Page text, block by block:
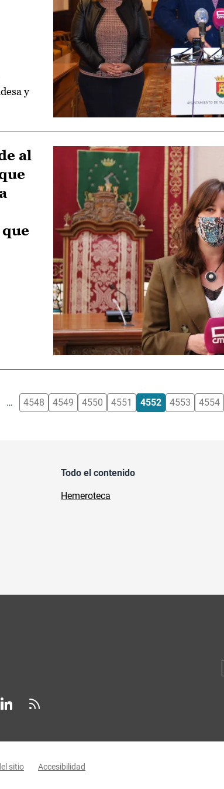
y
al
… 4548 4549 4550 4551 4552 4553 4554
Todo el contenido
Hemeroteca
sitio Accesibilidad